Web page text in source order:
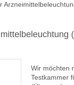
Wir möchten
Testkammer